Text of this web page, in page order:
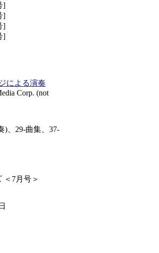
]
]
]
]
による演奏
Corp. (not
)、29-曲集、37-
7月号＞